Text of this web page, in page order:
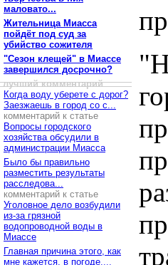
маловато...
Жительница Миасса
пойдёт под суд за
убийство сожителя
"Сезон клещей" в Миассе
завершился досрочно?
лучший комментарий
Когда воду уберете с дорог?
Заезжаешь в город со с...
комментарий к статье
Вопросы городского
хозяйства обсудили в
администрации Миасса
Было бы правильно
разместить результаты
расследова...
комментарий к статье
Уголовное дело возбудили
из-за грязной
водопроводной воды в
Миассе
Главная причина этого, как
мне кажется, в погоде....